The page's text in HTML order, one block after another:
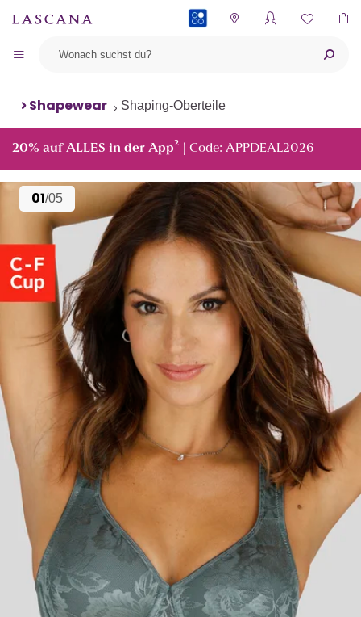
Shapewear Shaping-Oberteile
20% auf ALLES in der App² | Code: APPDEAL2026
01/05